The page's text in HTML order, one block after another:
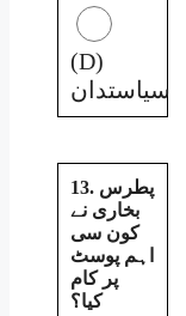
(D)
سیاستدان
13. پطرس
بخاری نے
کون سی
اہم پوسٹ
پر کام
کیا؟